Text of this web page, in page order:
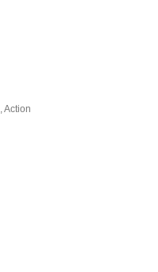
,Action